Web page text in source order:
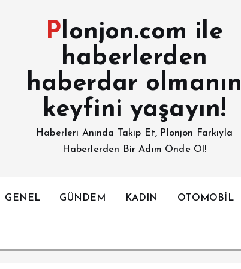
Plonjon.com ile
haberlerden
haberdar olmanın
keyfini yaşayın!
Haberleri Anında Takip Et, Plonjon Farkıyla
Haberlerden Bir Adım Önde Ol!
GENEL GÜNDEM KADIN OTOMOBİL